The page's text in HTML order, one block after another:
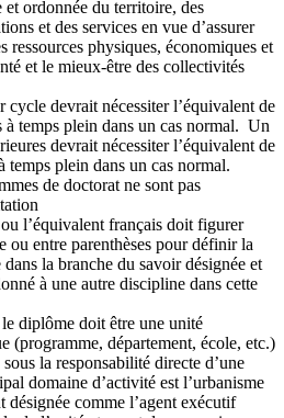
ordonnée du territoire, des
et des services en vue d’assurer
ressources physiques, économiques et
et le mieux-être des collectivités
devrait nécessiter l’équivalent de
à temps plein dans un cas normal. Un
devrait nécessiter l’équivalent de
temps plein dans un cas normal.
de doctorat ne sont pas
l’équivalent français doit figurer
ou entre parenthèses pour définir la
la branche du savoir désignée et
à une autre discipline dans cette
diplôme doit être une unité
(programme, département, école, etc.)
la responsabilité directe d’une
domaine d’activité est l’urbanisme
comme l’agent exécutif